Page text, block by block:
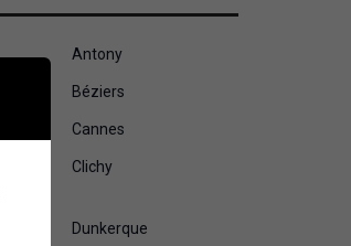
Antony
Béziers
Cannes
Clichy
Dunkerque